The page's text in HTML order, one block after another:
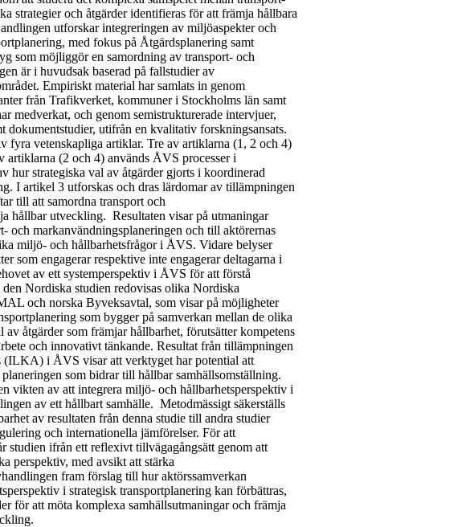
strategier och åtgärder identifieras för att främja hållbara
utforskar integreringen av miljöaspekter och
med fokus på Åtgärdsplanering samt
som möjliggör en samordning av transport- och
är i huvudsak baserad på fallstudier av
Empiriskt material har samlats in genom
från Trafikverket, kommuner i Stockholms län samt
medverkat, och genom semistrukturerade intervjuer,
dokumentstudier, utifrån en kvalitativ forskningsansats.
fyra vetenskapliga artiklar. Tre av artiklarna (1, 2 och 4)
artiklarna (2 och 4) används ÅVS processer i
hur strategiska val av åtgärder gjorts i koordinerad
I artikel 3 utforskas och dras lärdomar av tillämpningen
till att samordna transport och
hållbar utveckling. Resultaten visar på utmaningar
och markanvändningsplaneringen och till aktörernas
miljö- och hållbarhetsfrågor i ÅVS. Vidare belyser
som engagerar respektive inte engagerar deltagarna i
av ett systemperspektiv i ÅVS för att förstå
Nordiska studien redovisas olika Nordiska
och norska Byveksavtal, som visar på möjligheter
som bygger på samverkan mellan de olika
åtgärder som främjar hållbarhet, förutsätter kompetens
och innovativt tänkande. Resultat från tillämpningen
(ILKA) i ÅVS visar att verktyget har potential att
som bidrar till hållbar samhällsomställning.
vikten av att integrera miljö- och hållbarhetsperspektiv i
av ett hållbart samhälle. Metodmässigt säkerställs
av resultaten från denna studie till andra studier
och internationella jämförelser. För att
studien ifrån ett reflexivt tillvägagångsätt genom att
perspektiv, med avsikt att stärka
fram förslag till hur aktörssamverkan
i strategisk transportplanering kan förbättras,
för att möta komplexa samhällsutmaningar och främja